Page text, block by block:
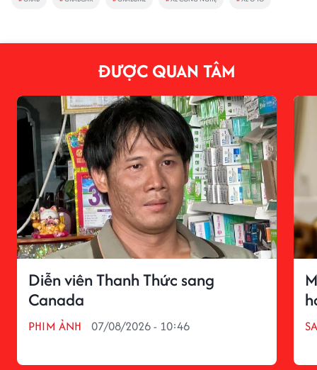
ĐƯỢC QUAN TÂM
Diễn viên Thanh Thức sang
Canada
PHIM ẢNH 07/08/2026 - 10:46